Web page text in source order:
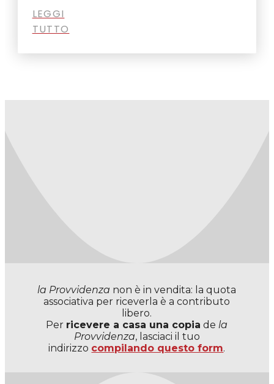
LEGGI
TUTTO
la Provvidenza non è in vendita: la quota
associativa per riceverla è a contributo
libero.
Per ricevere a casa una copia de la
Provvidenza, lasciaci il tuo
indirizzo compilando questo form.